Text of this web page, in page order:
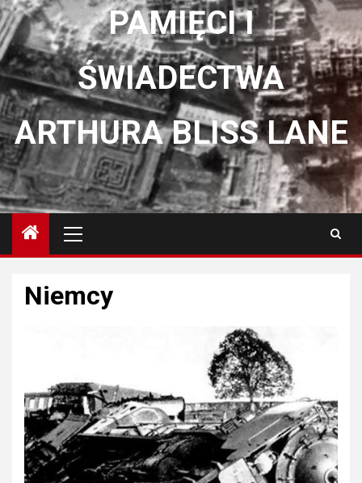
PAMIĘCI I
ŚWIADECTWA
ARTHURA BLISS LANE
główne
Niemcy